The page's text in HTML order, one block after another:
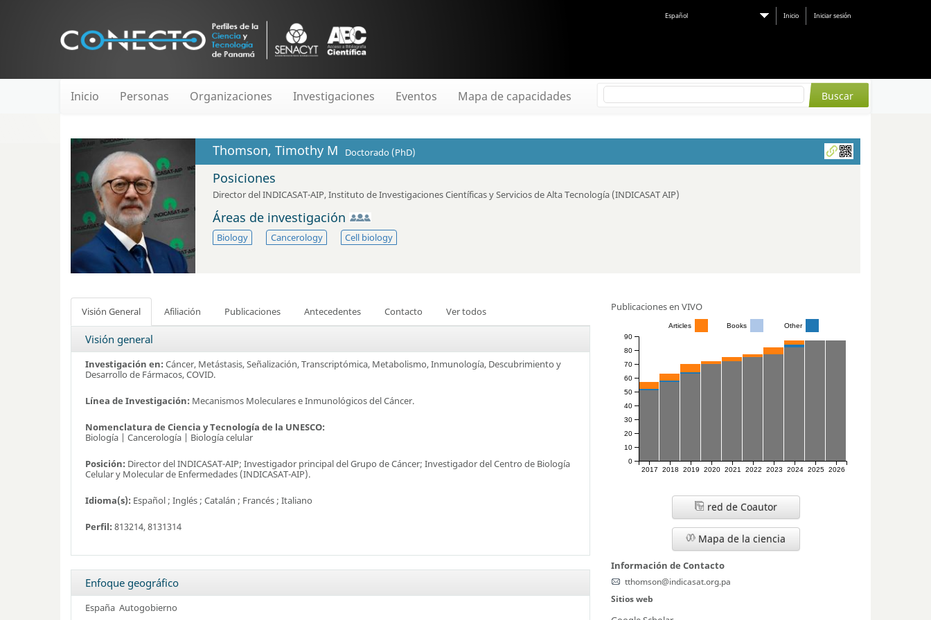
Español Inicio Iniciar sesión
Inicio Personas Organizaciones Investigaciones Eventos Mapa de capacidades
Thomson, Timothy M Doctorado (PhD)
Posiciones
Director del INDICASAT-AIP,Instituto de Investigaciones Científicas y Servicios de Alta Tecnología (INDICASAT AIP)
Áreas de investigación
Biology Cancerology Cell biology
Visión General Afiliación Publicaciones Antecedentes Contacto Ver todos
Visión general
Investigación en: Cáncer, Metástasis, Señalización, Transcriptómica, Metabolismo, Inmunología, Descubrimiento y
Desarrollo de Fármacos, COVID.
Línea de Investigación: Mecanismos Moleculares e Inmunológicos del Cáncer.
Nomenclatura de Ciencia y Tecnología de la UNESCO:
Biología | Cancerología | Biología celular
Posición: Director del INDICASAT-AIP; Investigador principal del Grupo de Cáncer; Investigador del Centro de Biología
Celular y Molecular de Enfermedades (INDICASAT-AIP).
Idioma(s): Español ; Inglés ; Catalán ; Francés ; Italiano
Perfil: 813214,8131314
Enfoque geográfico
España Autogobierno
Publicaciones en VIVO
2017 2018 2019 2020 2021 2022 2023 2024 2025 2026
0
10
20
30
40
50
60
70
80
90
Articles Books Other
red de Coautor
Mapa de la ciencia
Información de Contacto
tthomson@indicasat.org.pa
Sitios web